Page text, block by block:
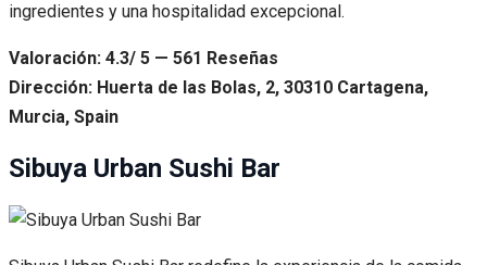
ingredientes y una hospitalidad excepcional.
Valoración: 4.3/ 5 — 561 Reseñas
Dirección: Huerta de las Bolas, 2, 30310 Cartagena,
Murcia, Spain
Sibuya Urban Sushi Bar